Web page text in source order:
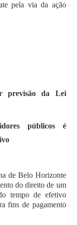
pela via da ação
previsão da Lei
públicos é
de Belo Horizonte
do direito de um
tempo de efetivo
fins de pagamento